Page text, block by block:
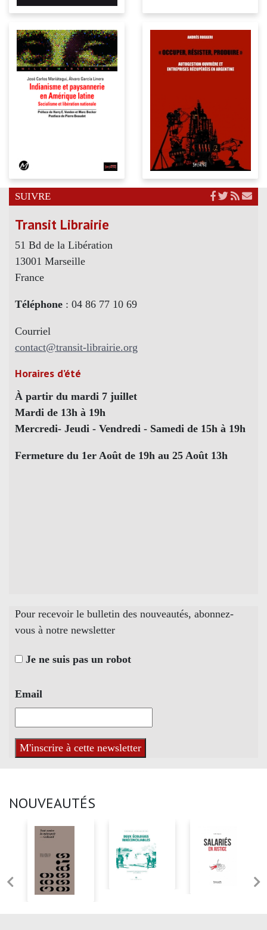
SUIVRE
Transit Librairie
51 Bd de la Libération
13001 Marseille
France
Téléphone : 04 86 77 10 69
Courriel
contact@transit-librairie.org
Horaires d’été
À partir du mardi 7 juillet
Mardi de 13h à 19h
Mercredi- Jeudi - Vendredi - Samedi de 15h à 19h
Fermeture du 1er Août de 19h au 25 Août 13h
Pour recevoir le bulletin des nouveautés, abonnez-
vous à notre newsletter
Je ne suis pas un robot
Email
NOUVEAUTÉS